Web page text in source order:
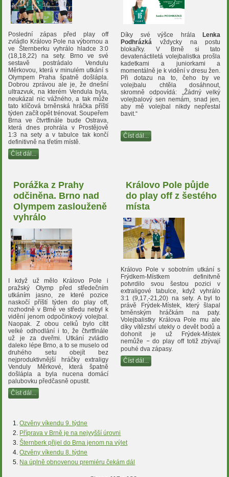
Poslední zápas před play off
zvládlo Královo Pole na výbornou a
ve Šternberku vyhrálo hladce 3:0
(18,18,22) na sety. Brno ve své
sestavě postrádalo Vendulu
Měrkovou, která v minulém utkání s
Olympem Praha špatně došlápla.
Dobrou zprávou ale je, že dnešní
ultrazvuk, na kterém Vendula byla,
neukázal nic vážného, a tak může
tato klíčová brněnská hráčka příští
týden začít opět trénovat. Soupeřem
Brna ve čtvrtfinále bude Ostrava,
která dnes prohrála v Prostějově
1:3 na sety a v tabulce tak končí
definitivně na třetím místě.
Číst dál...
Díky své výšce hrála
Lenka
Podhrázkávždycky na postu
blokařky. V Brně si tato
devatenáctiletá volejbalistka prošla
kadetkami a juniorkami a
momentálně je k vidění v dresu žen.
Při dotazu na to, čeho by ve
volejbalu chtěla dosáhnout,
skromně odpovídá: „Žádný velký
volejbalový sen nemám, snad jen,
aby mě volejbal nikdy nepřestal
bavit.“
Číst dál...
Porážka z Prahy
odčiněna. Brno nad
Olympem zaslouženě
vyhrálo
I když už mělo Královo Pole i
pražský Olymp před středečním
utkáním jasno, ze které pozice
naskočí příští týden do play off,
rozhodně v Brně ve středu nebyl k
vidění jenom odpočinkový volejbal.
Naopak. Z obou celků bylo cítit
velké odhodlání i to, že čtvrtfinále
už je za dveřmi. Utkání zvládlo
daleko lépe Brno, a to se muselo od
druhého setu obejít bez
nejproduktivnější hráčky extraligy
Venduly Měrkové, která špatně
došlápla a byla nucena domácí
palubovku předčasně opustit.
Číst dál...
Královo Pole půjde
do play off z šestého
místa
Královo Pole v sobotním utkání s
Frýdkem-Místkem definitvně
potvrdilo svou šestou pozici v
extraligové tabulce, když vyhrálo
3:1 (9,17,-21,20) na sety. A byl to
právě Frýdek-Místek, který šlapal
brněnským hráčkám na paty.
Volejbalistky Králova Pole mu ale
díky vítězství utekly o devět bodů a
dohonit je už Frýdek-Místek
nemůže –do play off totiž zbývají
pouhé dva zápasy.
Číst dál...
Ozvěny víkendu 9. týdne
Příprava v Brně je na nejvyšší úrovni
Šternberk přijel do Brna jenom na výlet
Ozvěny víkendu 8. týdne
Na úplně obnovenou premiéru čekám dál